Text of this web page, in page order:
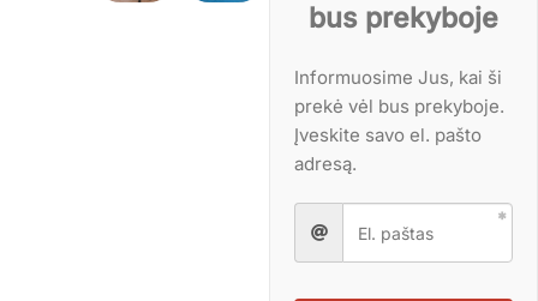
bus prekyboje
Informuosime Jus, kai ši
prekė vėl bus prekyboje.
Įveskite savo el. pašto
adresą.